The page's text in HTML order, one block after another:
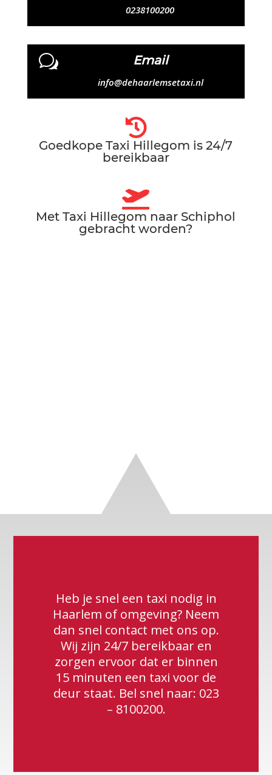
0238100200
w Email
info@dehaarlemsetaxi.nl

Goedkope Taxi Hillegom is 24/7
bereikbaar

Met Taxi Hillegom naar Schiphol
gebracht worden?
Heb je snel een taxi nodig in
Haarlem of omgeving? Neem
dan snel contact met ons op.
Wij zijn 24/7 bereikbaar en
zorgen ervoor dat er binnen
15 minuten een taxi voor de
deur staat. Bel snel naar: 023
– 8100200.